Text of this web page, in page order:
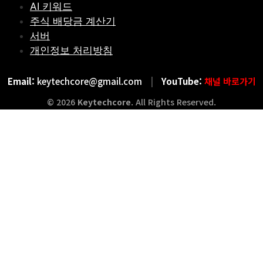
AI 키워드
주식 배당금 계산기
서버
개인정보 처리방침
Email: keytechcore@gmail.com | YouTube: 채널 바로가기
© 2026 Keytechcore. All Rights Reserved.